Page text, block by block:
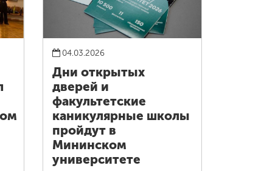
04.03.2026
Дни открытых
дверей и
факультетские
каникулярные школы
пройдут в
Мининском
университете